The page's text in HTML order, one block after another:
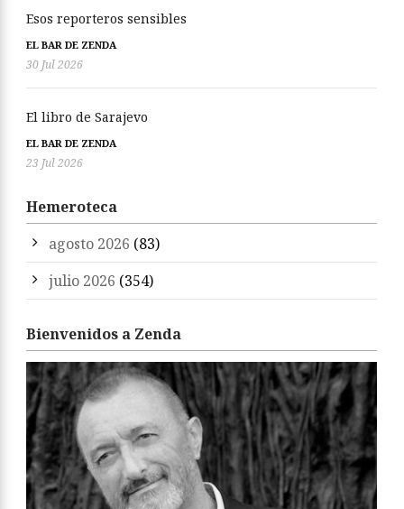
Esos reporteros sensibles
EL BAR DE ZENDA
30 Jul 2026
El libro de Sarajevo
EL BAR DE ZENDA
23 Jul 2026
Hemeroteca
agosto 2026 (83)
julio 2026 (354)
Bienvenidos a Zenda